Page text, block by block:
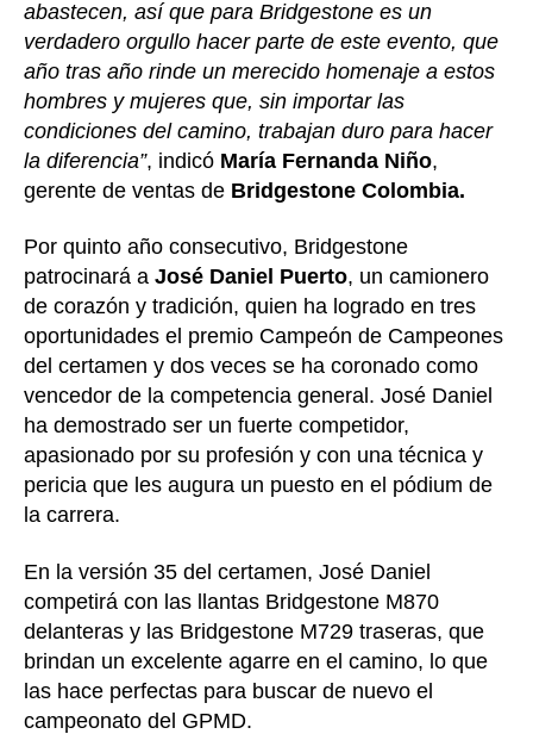
abastecen, así que para Bridgestone es un
verdadero orgullo hacer parte de este evento, que
año tras año rinde un merecido homenaje a estos
hombres y mujeres que, sin importar las
condiciones del camino, trabajan duro para hacer
la diferencia”, indicó María Fernanda Niño,
gerente de ventas de Bridgestone Colombia.
Por quinto año consecutivo, Bridgestone
patrocinará a José Daniel Puerto, un camionero
de corazón y tradición, quien ha logrado en tres
oportunidades el premio Campeón de Campeones
del certamen y dos veces se ha coronado como
vencedor de la competencia general. José Daniel
ha demostrado ser un fuerte competidor,
apasionado por su profesión y con una técnica y
pericia que les augura un puesto en el pódium de
la carrera.
En la versión 35 del certamen, José Daniel
competirá con las llantas Bridgestone M870
delanteras y las Bridgestone M729 traseras, que
brindan un excelente agarre en el camino, lo que
las hace perfectas para buscar de nuevo el
campeonato del GPMD.